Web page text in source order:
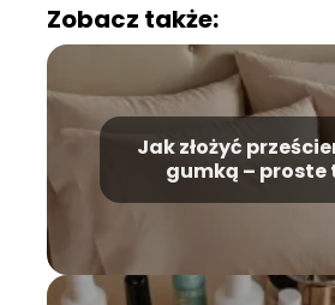
Zobacz także:
Jak złożyć
gumką – proste